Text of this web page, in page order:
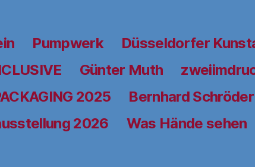
Pumpwerk
Düsseldorfer
Günter Muth
2025
Bernhard
2026 Was Hände sehen